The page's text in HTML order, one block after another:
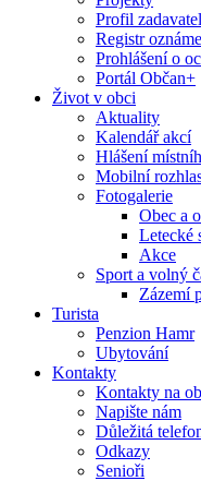
Profil
Registr
Prohlášení o
Portál Občan+
Život v obci
Aktuality
Kalendář akcí
Hlášení
Mobilní
Fotogalerie
Obec a
Letecké
Akce
Sport a volný
Zázemí
Turista
Penzion Hamr
Ubytování
Kontakty
Kontakty na
Napište nám
Důležitá
Odkazy
Senioři